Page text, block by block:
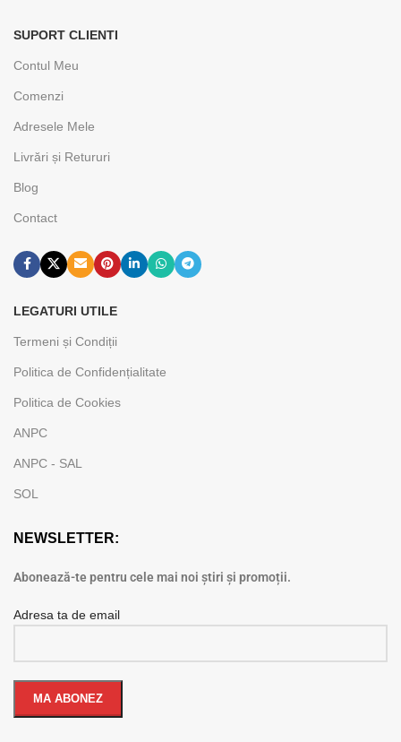
SUPORT CLIENTI
Contul Meu
Comenzi
Adresele Mele
Livrări și Retururi
Blog
Contact
LEGATURI UTILE
Termeni și Condiții
Politica de Confidențialitate
Politica de Cookies
ANPC
ANPC - SAL
SOL
NEWSLETTER:
Abonează-te pentru cele mai noi știri și promoții.
Adresa ta de email